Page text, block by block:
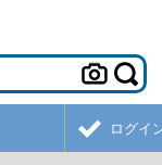
ログイ